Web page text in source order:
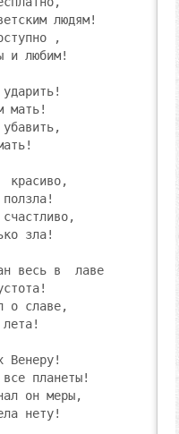
людям!
,
и любим!
мать!
красиво,
зла!
весь в  лаве
о славе,
Венеру!
планеты!
он меры,
нету!